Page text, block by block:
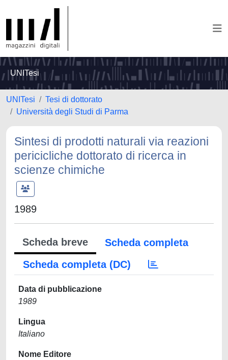
UNITesi
UNITesi
Tesi di dottorato
Università degli Studi di Parma
Sintesi di prodotti naturali via reazioni
pericicliche dottorato di ricerca in
scienze chimiche
1989
Scheda breve
Scheda completa
Scheda completa (DC)
Data di pubblicazione
1989
Lingua
Italiano
Nome Editore